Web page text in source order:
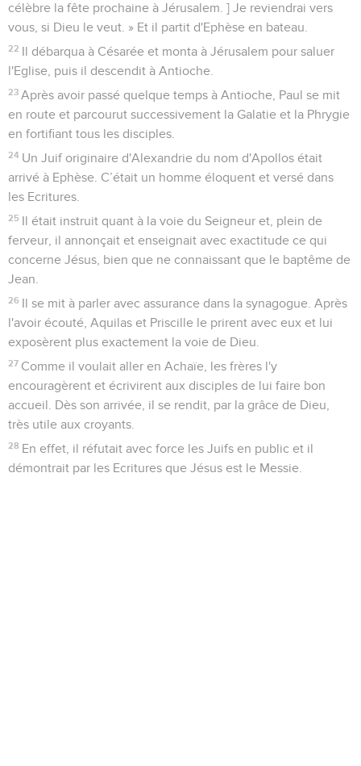
célèbre la fête prochaine à Jérusalem. ] Je reviendrai vers
vous, si Dieu le veut. » Et il partit d'Ephèse en bateau.
22 Il débarqua à Césarée et monta à Jérusalem pour saluer
l'Eglise, puis il descendit à Antioche.
23 Après avoir passé quelque temps à Antioche, Paul se mit
en route et parcourut successivement la Galatie et la Phrygie
en fortifiant tous les disciples.
24 Un Juif originaire d'Alexandrie du nom d'Apollos était
arrivé à Ephèse. C’était un homme éloquent et versé dans
les Ecritures.
25 Il était instruit quant à la voie du Seigneur et, plein de
ferveur, il annonçait et enseignait avec exactitude ce qui
concerne Jésus, bien que ne connaissant que le baptême de
Jean.
26 Il se mit à parler avec assurance dans la synagogue. Après
l'avoir écouté, Aquilas et Priscille le prirent avec eux et lui
exposèrent plus exactement la voie de Dieu.
27 Comme il voulait aller en Achaïe, les frères l'y
encouragèrent et écrivirent aux disciples de lui faire bon
accueil. Dès son arrivée, il se rendit, par la grâce de Dieu,
très utile aux croyants.
28 En effet, il réfutait avec force les Juifs en public et il
démontrait par les Ecritures que Jésus est le Messie.